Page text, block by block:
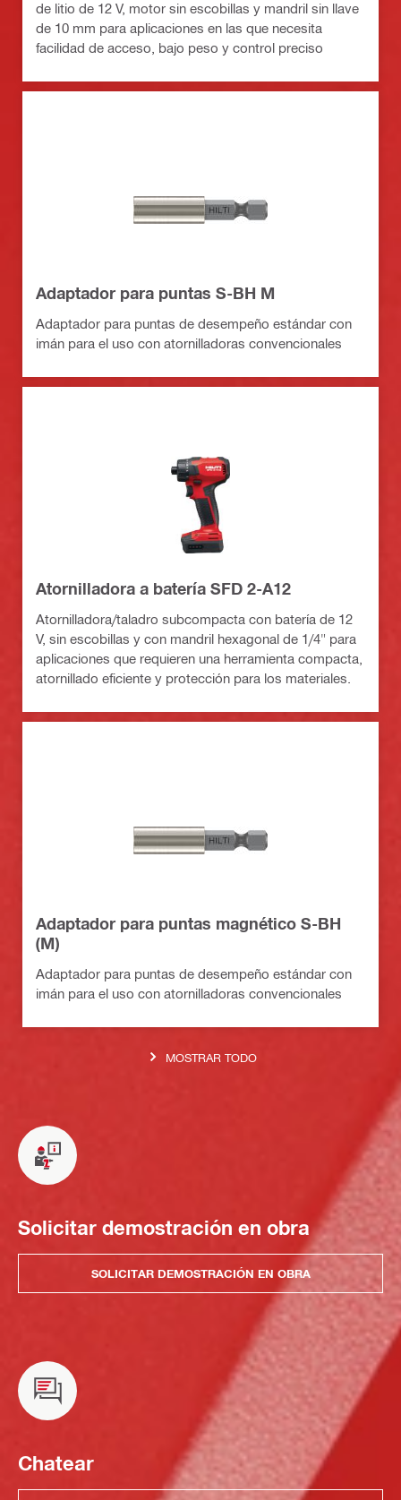
de litio de 12 V, motor sin escobillas y mandril sin llave
de 10 mm para aplicaciones en las que necesita
facilidad de acceso, bajo peso y control preciso
Adaptador para puntas S-BH M
Adaptador para puntas de desempeño estándar con
imán para el uso con atornilladoras convencionales
Atornilladora a batería SFD 2-A12
Atornilladora/taladro subcompacta con batería de 12
V, sin escobillas y con mandril hexagonal de 1/4" para
aplicaciones que requieren una herramienta compacta,
atornillado eficiente y protección para los materiales.
Adaptador para puntas magnético S-BH
(M)
Adaptador para puntas de desempeño estándar con
imán para el uso con atornilladoras convencionales
MOSTRAR TODO
Solicitar demostración en obra
SOLICITAR DEMOSTRACIÓN EN OBRA
Chatear